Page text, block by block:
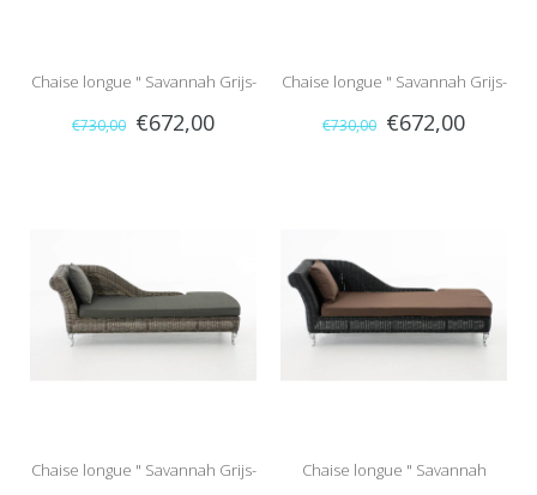
Chaise longue " Savannah Grijs-
Grijs "
€730,00 €672,00
Chaise longue " Savannah Grijs-
Crème "
€730,00 €672,00
Chaise longue " Savannah Grijs- Chaise longue " Savannah